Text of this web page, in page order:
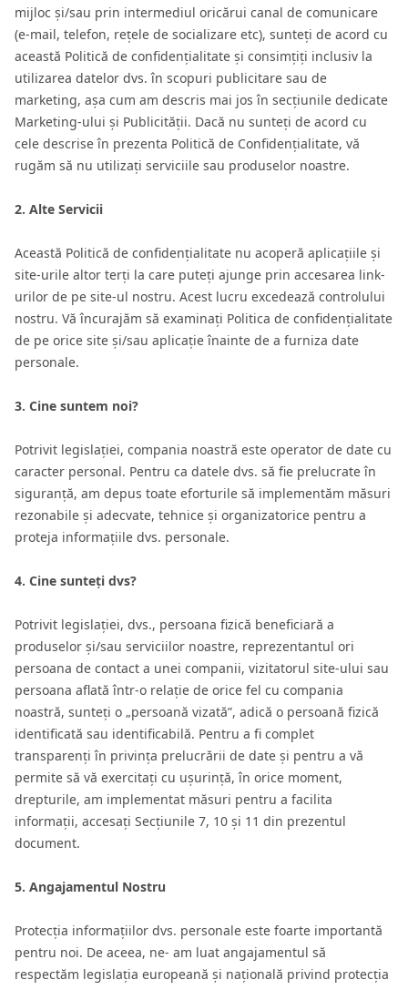
mijloc și/sau prin intermediul oricărui canal de comunicare
(e-mail, telefon, rețele de socializare etc), sunteți de acord cu
această Politică de confidențialitate și consimțiți inclusiv la
utilizarea datelor dvs. în scopuri publicitare sau de
marketing, așa cum am descris mai jos în secțiunile dedicate
Marketing-ului și Publicității. Dacă nu sunteți de acord cu
cele descrise în prezenta Politică de Confidențialitate, vă
rugăm să nu utilizați serviciile sau produselor noastre.
2. Alte Servicii
Această Politică de confidențialitate nu acoperă aplicațiile și
site-urile altor terți la care puteți ajunge prin accesarea link-
urilor de pe site-ul nostru. Acest lucru excedează controlului
nostru. Vă încurajăm să examinați Politica de confidențialitate
de pe orice site și/sau aplicație înainte de a furniza date
personale.
3. Cine suntem noi?
Potrivit legislației, compania noastră este operator de date cu
caracter personal. Pentru ca datele dvs. să fie prelucrate în
siguranță, am depus toate eforturile să implementăm măsuri
rezonabile și adecvate, tehnice și organizatorice pentru a
proteja informațiile dvs. personale.
4. Cine sunteți dvs?
Potrivit legislației, dvs., persoana fizică beneficiară a
produselor și/sau serviciilor noastre, reprezentantul ori
persoana de contact a unei companii, vizitatorul site-ului sau
persoana aflată într-o relație de orice fel cu compania
noastră, sunteți o „persoană vizată”, adică o persoană fizică
identificată sau identificabilă. Pentru a fi complet
transparenți în privința prelucrării de date și pentru a vă
permite să vă exercitați cu ușurință, în orice moment,
drepturile, am implementat măsuri pentru a facilita
informații, accesați Secțiunile 7, 10 și 11 din prezentul
document.
5. Angajamentul Nostru
Protecția informațiilor dvs. personale este foarte importantă
pentru noi. De aceea, ne- am luat angajamentul să
respectăm legislația europeană și națională privind protecția